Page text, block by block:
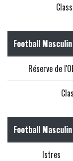
Football
Réserve de
Football Masculin
Istres